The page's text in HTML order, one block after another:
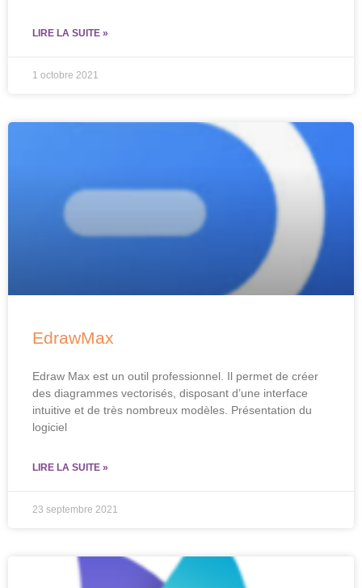
LIRE LA SUITE »
1 octobre 2021
EdrawMax
Edraw Max est un outil professionnel. Il permet de créer
des diagrammes vectorisés, disposant d’une interface
intuitive et de très nombreux modèles. Présentation du
logiciel
LIRE LA SUITE »
23 septembre 2021